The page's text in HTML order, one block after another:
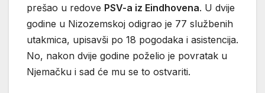
prešao u redove PSV-a iz Eindhovena. U dvije
godine u Nizozemskoj odigrao je 77 službenih
utakmica, upisavši po 18 pogodaka i asistencija.
No, nakon dvije godine poželio je povratak u
Njemačku i sad će mu se to ostvariti.